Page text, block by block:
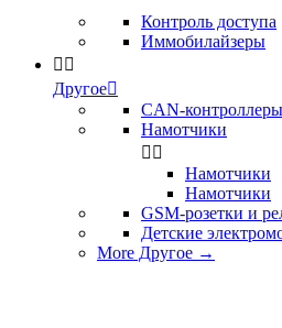
Контроль доступа
Иммобилайзеры
 
Другое
CAN-
Намотчики
 
Намотчики
Намотчики
GSM-розетки и
Детские
More Другое →